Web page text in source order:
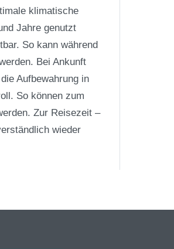
klimatische
Jahre genutzt
So kann während
Bei Ankunft
Aufbewahrung in
So können zum
Zur Reisezeit –
wieder